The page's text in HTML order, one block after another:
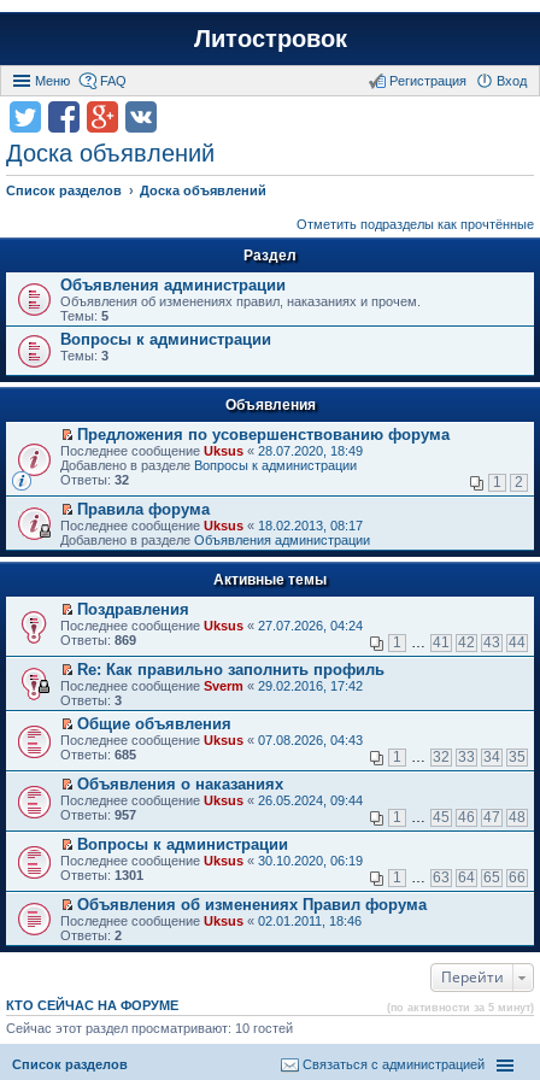
Литостровок
Меню FAQ Вход
Регистрация
Доска объявлений
Список разделов Доска объявлений
Отметить подразделы как прочтённые
Раздел
Объявления администрации
Объявления об изменениях правил, наказаниях и прочем.
Темы: 5
Вопросы к администрации
Темы: 3
Объявления
П
е
р
й
т
и
к
п
в
о
м
у
н
е
п
р
о
ч
и
а
н
н
о
м
у
с
о
о
б
щ
е
н
Предложения по усовершенствованию форума
Последнее сообщение Uksus « 28.07.2020, 18:49
Добавлено в разделе Вопросы к администрации
Ответы: 32 1 2
П
е
р
е
т
и
к
п
р
в
о
м
у
н
е
п
р
о
ч
т
а
н
н
о
м
у
с
о
щ
е
н
и
Правила форума
Последнее сообщение Uksus « 18.02.2013, 08:17
Добавлено в разделе Объявления администрации
Активные темы
П
е
е
й
т
и
к
п
е
в
о
м
у
н
е
п
р
о
ч
и
т
а
о
м
у
с
о
Поздравления
Последнее сообщение Uksus « 27.07.2026, 04:24
Ответы: 869 1 … 41 42 43 44
П
е
р
е
й
т
и
к
п
е
в
о
м
у
н
е
п
р
о
т
а
н
н
м
Re: Как правильно заполнить профиль
Последнее сообщение Sverm « 29.02.2016, 17:42
Ответы: 3
П
е
е
й
т
и
к
п
е
р
в
о
м
у
н
о
ч
а
Общие объявления
Последнее сообщение Uksus « 07.08.2026, 04:43
Ответы: 685 1 … 32 33 34 35
П
е
е
й
т
и
к
п
е
р
в
у
н
е
п
о
Объявления о наказаниях
Последнее сообщение Uksus « 26.05.2024, 09:44
Ответы: 957 1 … 45 46 47 48
П
е
е
й
т
и
р
в
о
м
у
н
Вопросы к администрации
Последнее сообщение Uksus « 30.10.2020, 06:19
Ответы: 1301 1 … 63 64 65 66
П
е
р
и
к
п
е
р
Объявления об изменениях Правил форума
Последнее сообщение Uksus « 02.01.2011, 18:46
Ответы: 2
Перейти
КТО СЕЙЧАС НА ФОРУМЕ (по активности за 5 минут)
Сейчас этот раздел просматривают: 10 гостей
Список разделов Связаться с администрацией